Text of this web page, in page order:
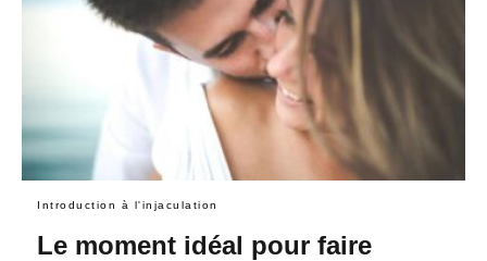
Introduction à l'injaculation
Le moment idéal pour faire